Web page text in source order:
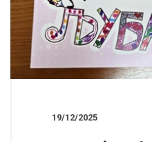
19/12/2025